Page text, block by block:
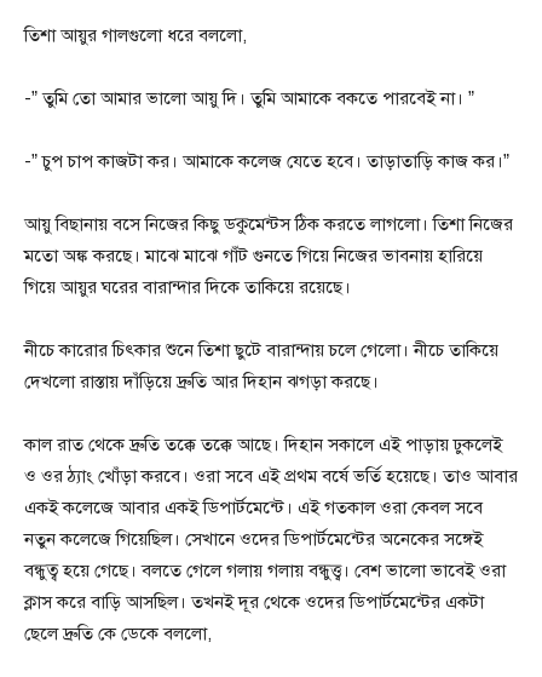
তিশা আয়ুর গালগুলো ধরে বললো,
-” তুমি তো আমার ভালো আয়ু দি। তুমি আমাকে বকতে পারবেই না। ”
-” চুপ চাপ কাজটা কর। আমাকে কলেজ যেতে হবে। তাড়াতাড়ি কাজ কর।”
আয়ু বিছানায় বসে নিজের কিছু ডকুমেন্টস ঠিক করতে লাগলো। তিশা নিজের
মতো অঙ্ক করছে। মাঝে মাঝে গাঁট গুনতে গিয়ে নিজের ভাবনায় হারিয়ে
গিয়ে আয়ুর ঘরের বারান্দার দিকে তাকিয়ে রয়েছে।
নীচে কারোর চিৎকার শুনে তিশা ছুটে বারান্দায় চলে গেলো। নীচে তাকিয়ে
দেখলো রাস্তায় দাঁড়িয়ে দ্রুতি আর দিহান ঝগড়া করছে।
কাল রাত থেকে দ্রুতি তক্কে তক্কে আছে। দিহান সকালে এই পাড়ায় ঢুকলেই
ও ওর ঠ্যাং খোঁড়া করবে। ওরা সবে এই প্রথম বর্ষে ভর্তি হয়েছে। তাও আবার
একই কলেজে আবার একই ডিপার্টমেন্টে। এই গতকাল ওরা কেবল সবে
নতুন কলেজে গিয়েছিল। সেখানে ওদের ডিপার্টমেন্টের অনেকের সঙ্গেই
বন্ধুত্ব হয়ে গেছে। বলতে গেলে গলায় গলায় বন্ধুত্ত্ব। বেশ ভালো ভাবেই ওরা
ক্লাস করে বাড়ি আসছিল। তখনই দূর থেকে ওদের ডিপার্টমেন্টের একটা
ছেলে দ্রুতি কে ডেকে বললো,